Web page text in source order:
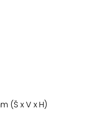
(Š x V x H)